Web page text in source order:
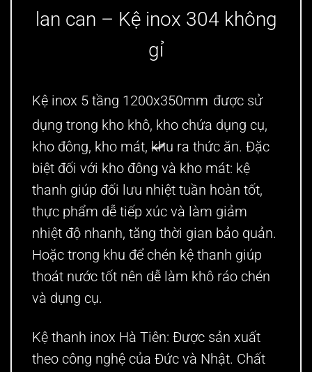
lan can – Kệ inox 304 không
gỉ
Kệ inox 5 tầng 1200x350mm được sử
dụng trong kho khô, kho chứa dụng cụ,
kho đông, kho mát, khu ra thức ăn. Đặc
biệt đối với kho đông và kho mát: kệ
thanh giúp đối lưu nhiệt tuần hoàn tốt,
thực phẩm dễ tiếp xúc và làm giảm
nhiệt độ nhanh, tăng thời gian bảo quản.
Hoặc trong khu để chén kệ thanh giúp
thoát nước tốt nên dễ làm khô ráo chén
và dụng cụ.
Kệ thanh inox Hà Tiên: Được sản xuất
theo công nghệ của Đức và Nhật. Chất